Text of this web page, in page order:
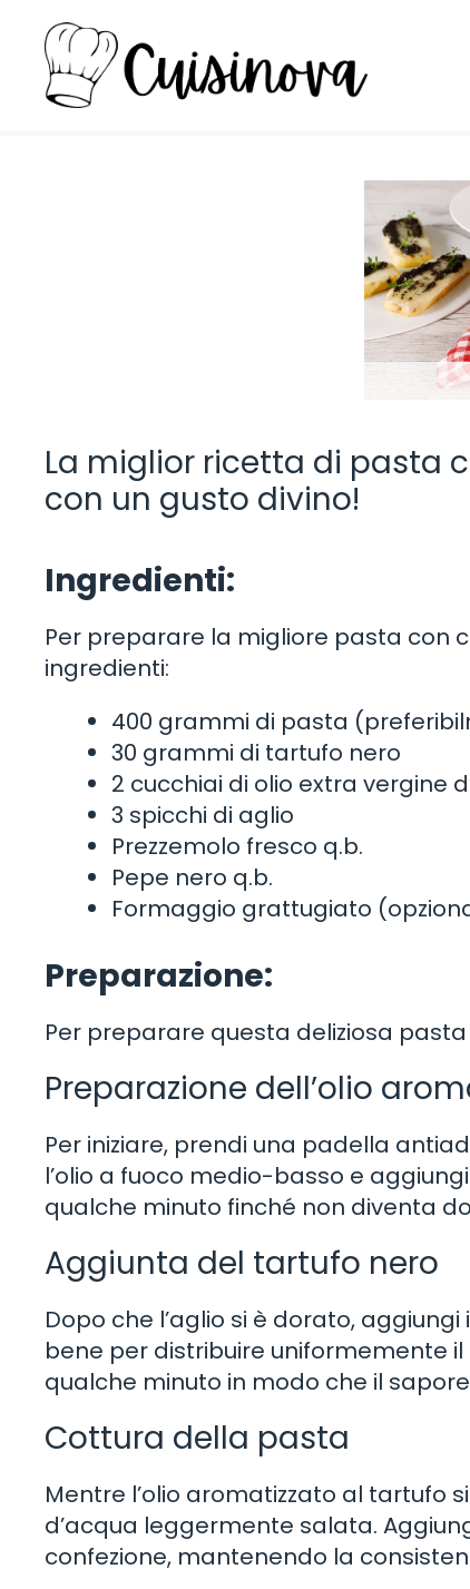
contenuto
La miglior ricetta di pasta
con un gusto divino!
Ingredienti:
Per preparare la migliore pasta con
ingredienti:
400 grammi di pasta
30 grammi di tartufo nero
2 cucchiai di olio extra vergine
3 spicchi di aglio
Prezzemolo fresco q.b.
Pepe nero q.b.
Formaggio grattugiato
Preparazione:
Per preparare questa deliziosa
Preparazione dell’olio
Per iniziare, prendi una padella
l’olio a fuoco medio-basso e
qualche minuto finché non diventa
Aggiunta del tartufo nero
Dopo che l’aglio si è dorato,
bene per distribuire uniformemente
qualche minuto in modo che il
Cottura della pasta
Mentre l’olio aromatizzato al tartufo
d’acqua leggermente salata.
confezione, mantenendo la